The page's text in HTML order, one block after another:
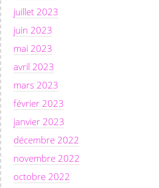
juillet 2023
juin 2023
mai 2023
avril 2023
mars 2023
février 2023
janvier 2023
décembre 2022
novembre 2022
octobre 2022